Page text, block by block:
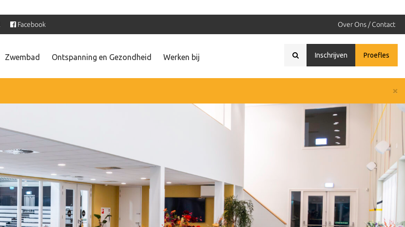
Facebook Over Ons / Contact
Zwembad Ontspanning en Gezondheid Werken bij Inschrijven Proefles
×